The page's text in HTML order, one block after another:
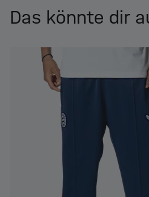
Das könnte dir